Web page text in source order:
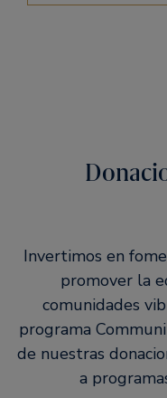
Invertimos en
promover la
comunidades
programa
de nuestras
a